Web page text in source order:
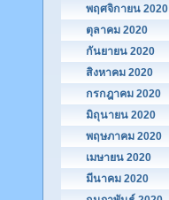
พฤศจิกายน 2020
ตุลาคม 2020
กันยายน 2020
สิงหาคม 2020
กรกฎาคม 2020
มิถุนายน 2020
พฤษภาคม 2020
เมษายน 2020
มีนาคม 2020